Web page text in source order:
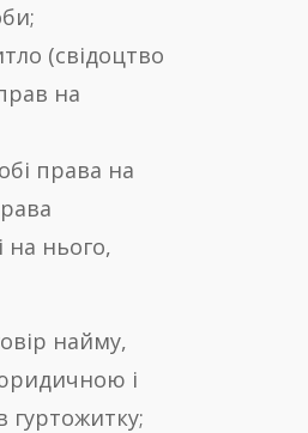
(свідоцтво
на
права на
нього,
найму,
і